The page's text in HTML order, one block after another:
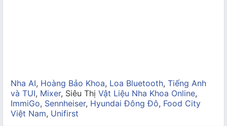
Nha AI, Hoàng Bảo Khoa, Loa Bluetooth, Tiếng Anh
và TUI, Mixer, Siêu Thị Vật Liệu Nha Khoa Online,
ImmiGo, Sennheiser, Hyundai Đông Đô, Food City
Việt Nam, Unifirst